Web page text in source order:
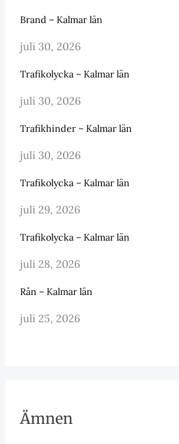
Brand – Kalmar län
juli 30, 2026
Trafikolycka – Kalmar län
juli 30, 2026
Trafikhinder – Kalmar län
juli 30, 2026
Trafikolycka – Kalmar län
juli 29, 2026
Trafikolycka – Kalmar län
juli 28, 2026
Rån – Kalmar län
juli 25, 2026
Ämnen